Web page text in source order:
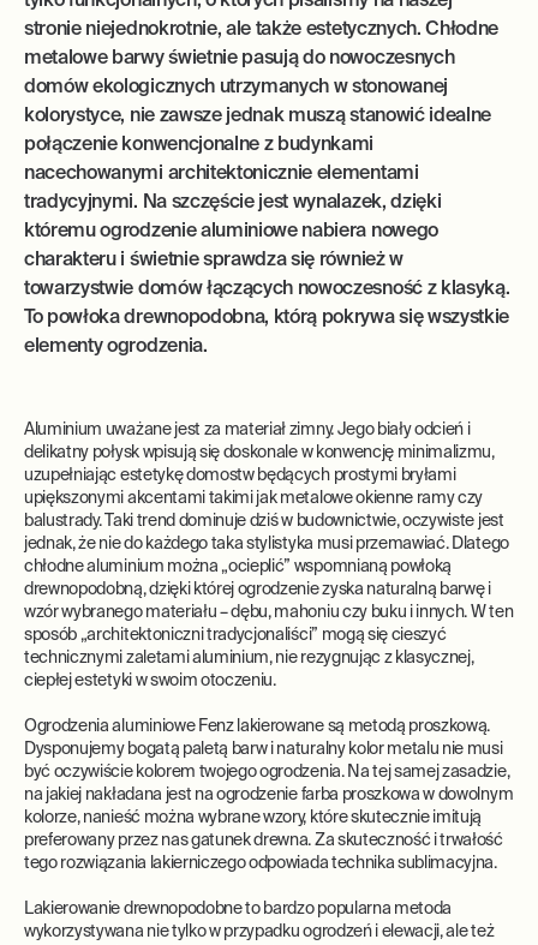
stronie niejednokrotnie, ale także estetycznych. Chłodne
metalowe barwy świetnie pasują do nowoczesnych
domów ekologicznych utrzymanych w stonowanej
kolorystyce, nie zawsze jednak muszą stanowić idealne
połączenie konwencjonalne z budynkami
nacechowanymi architektonicznie elementami
tradycyjnymi. Na szczęście jest wynalazek, dzięki
któremu ogrodzenie aluminiowe nabiera nowego
charakteru i świetnie sprawdza się również w
towarzystwie domów łączących nowoczesność z klasyką.
To powłoka drewnopodobna, którą pokrywa się wszystkie
elementy ogrodzenia.
Aluminium uważane jest za materiał zimny. Jego biały odcień i
delikatny połysk wpisują się doskonale w konwencję minimalizmu,
uzupełniając estetykę domostw będących prostymi bryłami
upiększonymi akcentami takimi jak metalowe okienne ramy czy
balustrady. Taki trend dominuje dziś w budownictwie, oczywiste jest
jednak, że nie do każdego taka stylistyka musi przemawiać. Dlatego
chłodne aluminium można „ocieplić” wspomnianą powłoką
drewnopodobną, dzięki której ogrodzenie zyska naturalną barwę i
wzór wybranego materiału – dębu, mahoniu czy buku i innych. W ten
sposób „architektoniczni tradycjonaliści” mogą się cieszyć
technicznymi zaletami aluminium, nie rezygnując z klasycznej,
ciepłej estetyki w swoim otoczeniu.
Ogrodzenia aluminiowe Fenz lakierowane są metodą proszkową.
Dysponujemy bogatą paletą barw i naturalny kolor metalu nie musi
być oczywiście kolorem twojego ogrodzenia. Na tej samej zasadzie,
na jakiej nakładana jest na ogrodzenie farba proszkowa w dowolnym
kolorze, nanieść można wybrane wzory, które skutecznie imitują
preferowany przez nas gatunek drewna. Za skuteczność i trwałość
tego rozwiązania lakierniczego odpowiada technika sublimacyjna.
Lakierowanie drewnopodobne to bardzo popularna metoda
wykorzystywana nie tylko w przypadku ogrodzeń i elewacji, ale też